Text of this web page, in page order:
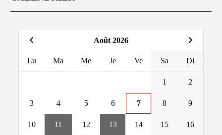
Août 2026
Lu Ma Me Je Ve Sa Di
1 2
3 4 5 6 7 8 9
10 11 12 13 14 15 16